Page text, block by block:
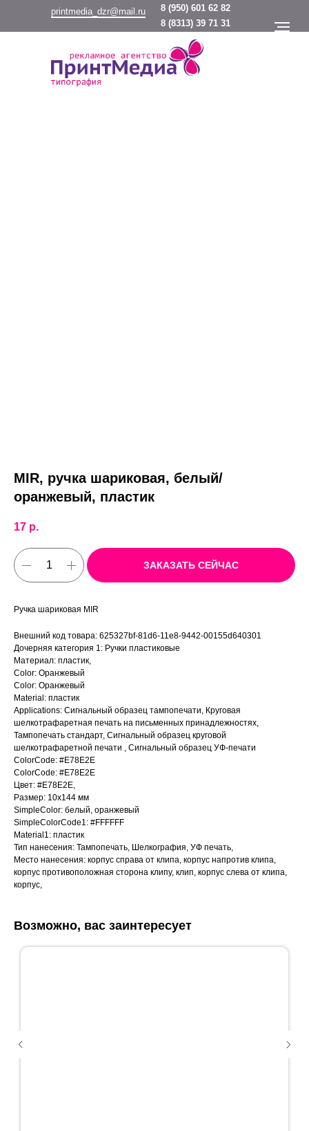
8 (950) 601 62 82
printmedia_dzr@mail.ru
8 (8313) 39 71 31
MIR, ручка шариковая, белый/
оранжевый, пластик
17 р.
ЗАКАЗАТЬ СЕЙЧАС
Ручка шариковая MIR
Внешний код товара: 625327bf-81d6-11e8-9442-00155d640301
Дочерняя категория 1: Ручки пластиковые
Материал: пластик,
Color: Оранжевый
Color: Оранжевый
Material: пластик
Applications: Сигнальный образец тампопечати, Круговая
шелкотрафаретная печать на письменных принадлежностях,
Тампопечать стандарт, Сигнальный образец круговой
шелкотрафаретной печати , Сигнальный образец УФ-печати
ColorCode: #E78E2E
ColorCode: #E78E2E
Цвет: #E78E2E,
Размер: 10х144 мм
SimpleColor: белый, оранжевый
SimpleColorCode1: #FFFFFF
Material1: пластик
Тип нанесения: Тампопечать, Шелкография, УФ печать,
Место нанесения: корпус справа от клипа, корпус напротив клипа,
корпус противоположная сторона клипу, клип, корпус слева от клипа,
корпус,
Возможно, вас заинтересует